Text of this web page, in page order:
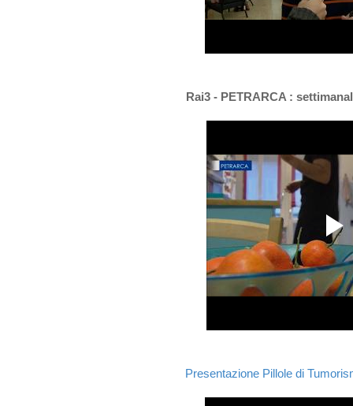
Rai3 - PETRARCA :
Presentazione Pillole di